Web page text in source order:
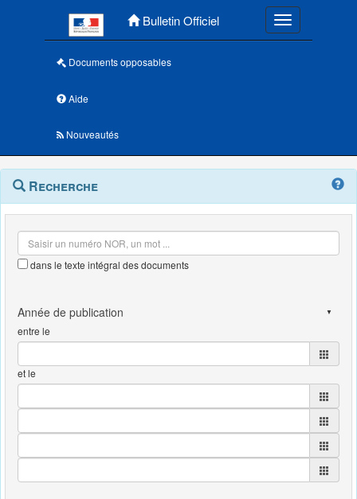
Bulletin Officiel Toggle
Documents opposables
Aide
Nouveautés
Navigation
outils
Menu
contextuel
Recherche
dans le texte intégral des documents
entre le
et le